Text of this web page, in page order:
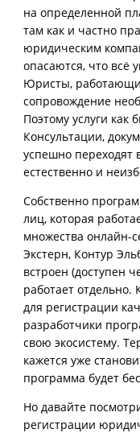
на определенной
там как и частно
юридическим
опасаются, что всё
Юристы,
сопровождение
Поэтому услуги как
Консультации,
успешно переходят
естественно и
Собственно
лиц, которая
множества онлайн-
Экстерн, Контур
встроен (доступен
работает
для регистрации
разработчики
свою экосистему.
кажется уже
программа будет
Но давайте
регистрации